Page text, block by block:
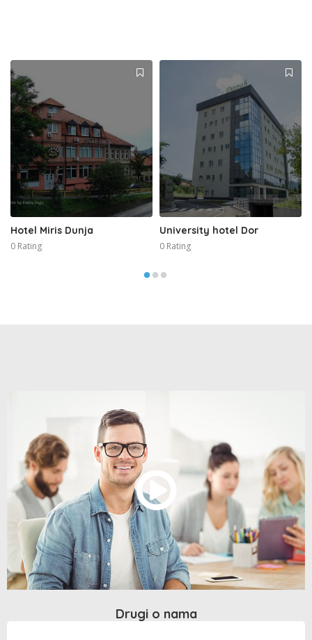
Hotel Miris Dunja
0 Rating
University hotel Dor
0 Rating
Drugi o nama